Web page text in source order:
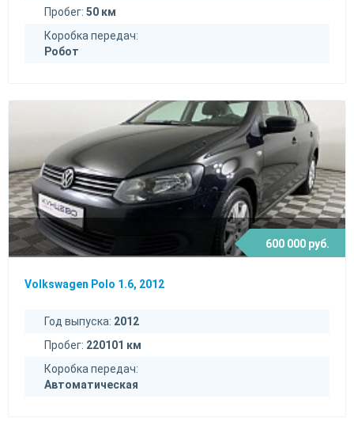
Пробег: 50 км
Коробка передач:
Робот
600 000 руб.
Volkswagen Polo 1.6, 2012
Год выпуска: 2012
Пробег: 220101 км
Коробка передач:
Автоматическая